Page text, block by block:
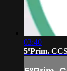
03:40
5ºPrim.